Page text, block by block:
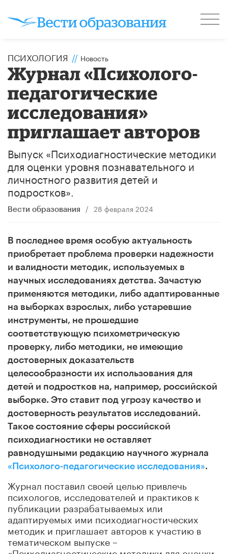
ПСИХОЛОГИЯ // Новость
Журнал «Психолого-
педагогические
исследования»
приглашает авторов
Выпуск «Психодиагностические методики
для оценки уровня познавательного и
личностного развития детей и
подростков».
Вести образования / 28 февраля 2024
В последнее время особую актуальность
приобретает проблема проверки надежности
и валидности методик, используемых в
научных исследованиях детства. Зачастую
применяются методики, либо адаптированные
на выборках взрослых, либо устаревшие
инструменты, не прошедшие
соответствующую психометрическую
проверку, либо методики, не имеющие
достоверных доказательств
целесообразности их использования для
детей и подростков на, например, российской
выборке. Это ставит под угрозу качество и
достоверность результатов исследований.
Такое состояние сферы российской
психодиагностики не оставляет
равнодушными редакцию научного журнала
«Психолого-педагогические исследования».
Журнал поставил своей целью привлечь
психологов, исследователей и практиков к
публикации разрабатываемых или
адаптируемых ими психодиагностических
методик и приглашает авторов к участию в
тематическом выпуске –